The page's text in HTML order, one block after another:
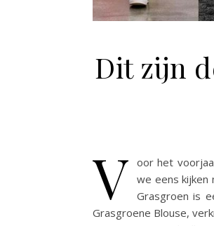
Dit zijn
V oor het
we eens kijken
Grasgroen is
Grasgroene Blouse,